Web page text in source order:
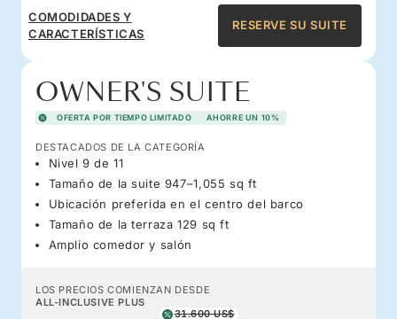
COMODIDADES Y
CARACTERÍSTICAS
RESERVE SU SUITE
OWNER'S SUITE
OFERTA POR TIEMPO LIMITADO AHORRE UN 10%
DESTACADOS DE LA CATEGORÍA
Nivel 9 de 11
Tamaño de la suite 947–1,055 sq ft
Ubicación preferida en el centro del barco
Tamaño de la terraza 129 sq ft
Amplio comedor y salón
LOS PRECIOS COMIENZAN DESDE
ALL-INCLUSIVE PLUS
31.600 US$